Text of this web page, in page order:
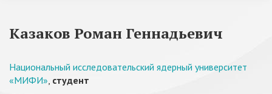
Казаков Роман Геннадьевич
Национальный исследовательский ядерный университет
«МИФИ», студент